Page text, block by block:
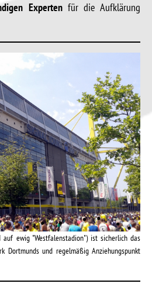
Expertenfür die Aufklärung
auf ewig "Westfalenstadion") ist sicherlich das
Dortmunds und regelmäßig Anziehungspunkt